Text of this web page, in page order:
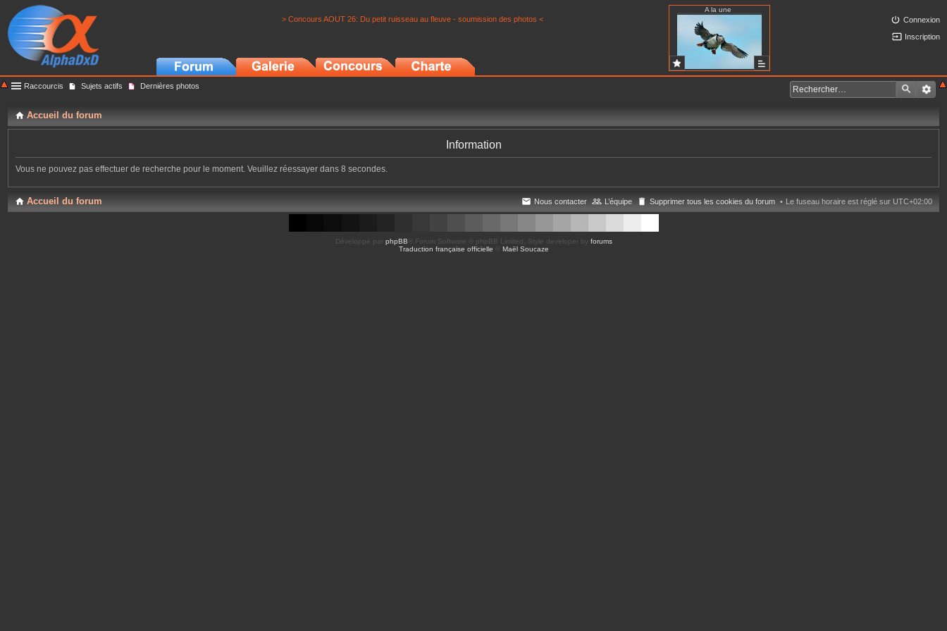
> Concours AOUT 26: Du petit ruisseau au fleuve - soumission des photos <
A la une
Connexion
Inscription
Raccourcis Sujets actifs Dernières photos
Accueil du forum
Information
Vous ne pouvez pas effectuer de recherche pour le moment. Veuillez réessayer dans 8 secondes.
Accueil du forum Le fuseau horaire est réglé sur UTC+02:00
Supprimer tous les cookies du forum
L’équipe
Nous contacter
Développé par phpBB ® Forum Software © phpBB Limited , Style developer by forums
Traduction française officielle
Maël Soucaze